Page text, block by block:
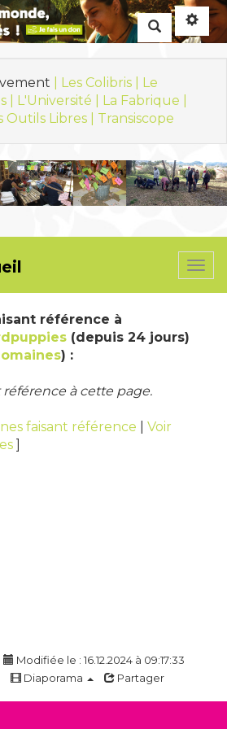
Rechercher
| Les Colibris | Le
| L'Université | La Fabrique |
Outils Libres | Transiscope
référence à
(depuis 24 jours)
) :
à cette page.
faisant référence
Voir
]
Modifiée le : 16.12.2024 à 09:17:33
Diaporama Partager